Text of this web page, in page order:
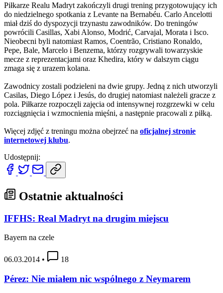
Piłkarze Realu Madryt zakończyli drugi trening przygotowujący ich
do niedzielnego spotkania z Levante na Bernabéu. Carlo Ancelotti
miał dziś do dyspozycji trzynastu zawodników. Do treningów
powrócili Casillas, Xabi Alonso, Modrić, Carvajal, Morata i Isco.
Nieobecni byli natomiast Ramos, Coentrão, Cristiano Ronaldo,
Pepe, Bale, Marcelo i Benzema, którzy rozgrywali towarzyskie
mecze z reprezentacjami oraz Khedira, który w dalszym ciągu
zmaga się z urazem kolana.
Zawodnicy zostali podzieleni na dwie grupy. Jedną z nich utworzyli
Casilas, Diego López i Jesús, do drugiej natomiast należeli gracze z
pola. Piłkarze rozpoczęli zajęcia od intensywnej rozgrzewki w celu
rozciągnięcia i wzmocnienia mięśni, a następnie pracowali z piłką.
Więcej zdjęć z treningu można obejrzeć na oficjalnej stronie
internetowej klubu.
Udostępnij:
Ostatnie aktualności
IFFHS: Real Madryt na drugim miejscu
Bayern na czele
06.03.2014 • 18
Pérez: Nie miałem nic wspólnego z Neymarem